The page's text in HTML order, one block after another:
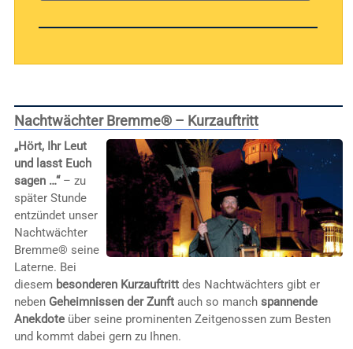
Nachtwächter Bremme® – Kurzauftritt
„Hört, Ihr Leut
und lasst Euch
sagen …“– zu
später Stunde
entzündet unser
Nachtwächter
Bremme® seine
Laterne. Bei
diesem besonderen Kurzauftrittdes Nachtwächters gibt er
neben Geheimnissen der Zunftauch so manch spannende
Anekdoteüber seine prominenten Zeitgenossen zum Besten
und kommt dabei gern zu Ihnen.